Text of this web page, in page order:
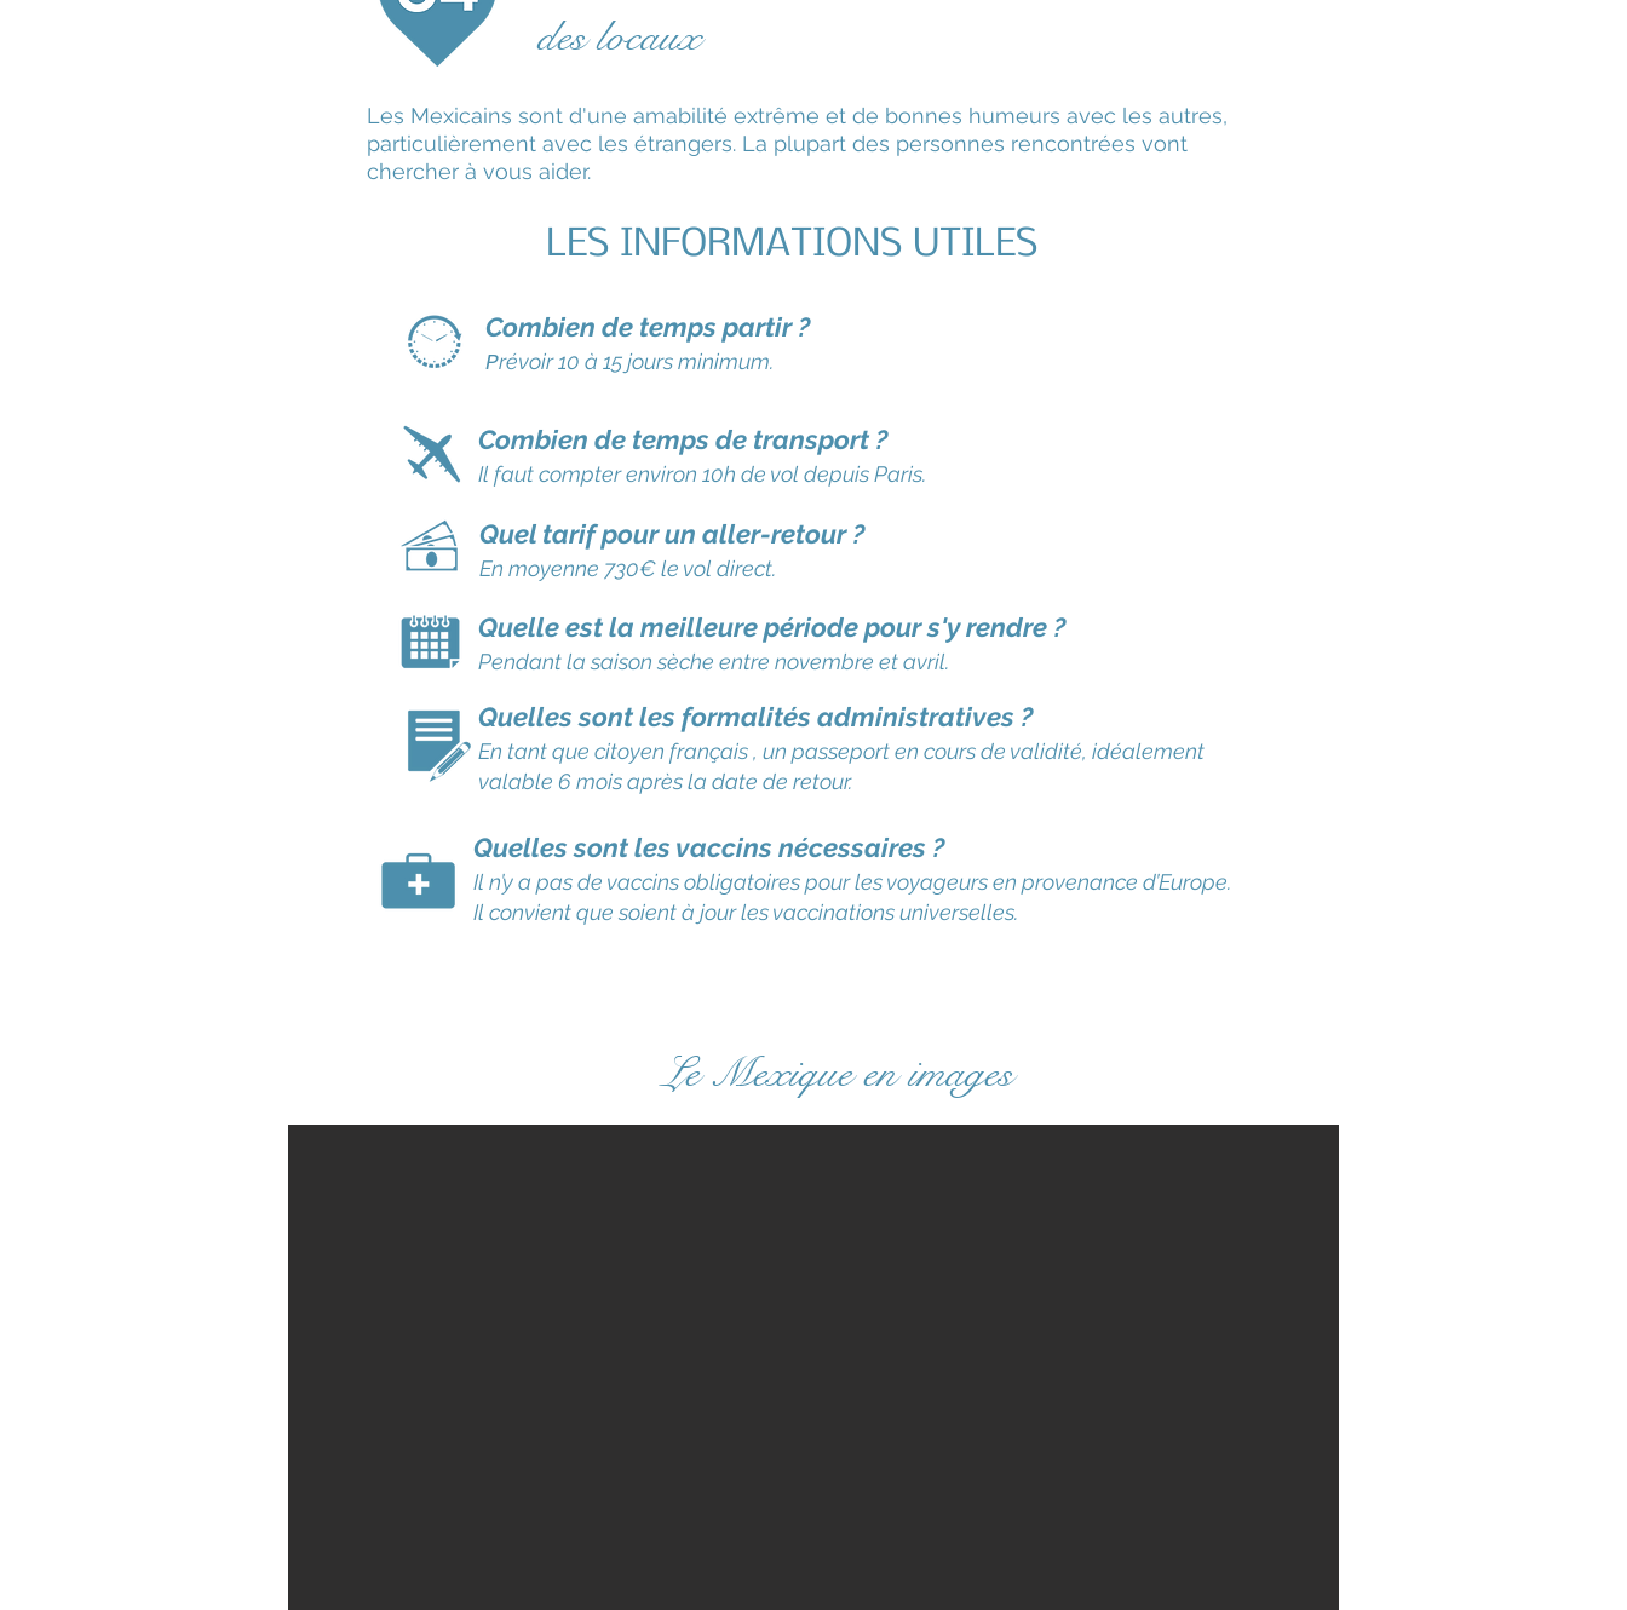
des locaux
Les Mexicains sont d'une amabilité extrême et de bonnes humeurs avec les autres,
particulièrement avec les étrangers. La plupart des personnes rencontrées vont
chercher à vous aider.
LES INFORMATIONS UTILES
Combien de temps partir ?
Prévoir 10 à 15 jours minimum.
Combien de temps de transport ?
Il faut compter environ 10h de vol depuis Paris.
Quelle est la meilleure période pour s'y rendre ?
Pendant la saison sèche entre novembre et avril.
Quelles sont les formalités administratives ?
En tant que citoyen français , un passeport en cours de validité, idéalement
valable 6 mois après la date de retour.
Quelles sont les vaccins nécessaires ?
Il n’y a pas de vaccins obligatoires pour les voyageurs en provenance d’Europe.
Il convient que soient à jour les vaccinations universelles.
Quel tarif pour un aller-retour ?
En moyenne 730€ le vol direct.
Le Mexique en images